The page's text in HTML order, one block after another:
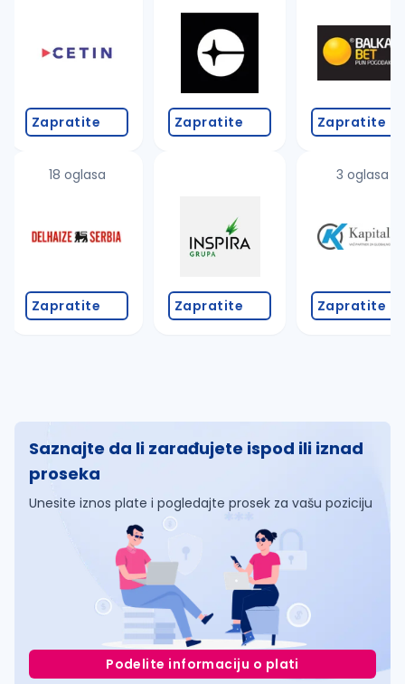
proverite pravopisne greške (koristite č, ć, š, đ,
povećajte radijus za odabrani grad
promenite odabrane filtere pretrage
Zapratite
18 oglasa
Zapratite
Zapratite
Zapratite
Zapratite
3 oglasa
Zapratite
Saznajte da li zarađujete ispod ili iznad
proseka
Unesite iznos plate i pogledajte prosek za vašu poziciju
Podelite informaciju o plati